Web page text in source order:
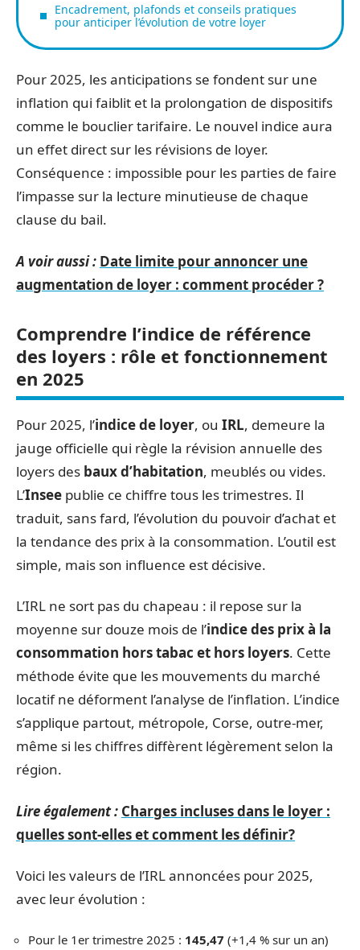
Encadrement, plafonds et conseils pratiques
pour anticiper l’évolution de votre loyer
Pour 2025, les anticipations se fondent sur une
inflation qui faiblit et la prolongation de dispositifs
comme le bouclier tarifaire. Le nouvel indice aura
un effet direct sur les révisions de loyer.
Conséquence : impossible pour les parties de faire
l’impasse sur la lecture minutieuse de chaque
clause du bail.
A voir aussi : Date limite pour annoncer une
augmentation de loyer : comment procéder ?
Comprendre l’indice de référence
des loyers : rôle et fonctionnement
en 2025
Pour 2025, l’indice de loyer, ou IRL, demeure la
jauge officielle qui règle la révision annuelle des
loyers des baux d’habitation, meublés ou vides.
L’Insee publie ce chiffre tous les trimestres. Il
traduit, sans fard, l’évolution du pouvoir d’achat et
la tendance des prix à la consommation. L’outil est
simple, mais son influence est décisive.
L’IRL ne sort pas du chapeau : il repose sur la
moyenne sur douze mois de l’indice des prix à la
consommation hors tabac et hors loyers. Cette
méthode évite que les mouvements du marché
locatif ne déforment l’analyse de l’inflation. L’indice
s’applique partout, métropole, Corse, outre-mer,
même si les chiffres diffèrent légèrement selon la
région.
Lire également : Charges incluses dans le loyer :
quelles sont-elles et comment les définir?
Voici les valeurs de l’IRL annoncées pour 2025,
avec leur évolution :
Pour le 1er trimestre 2025 : 145,47 (+1,4 % sur un an)